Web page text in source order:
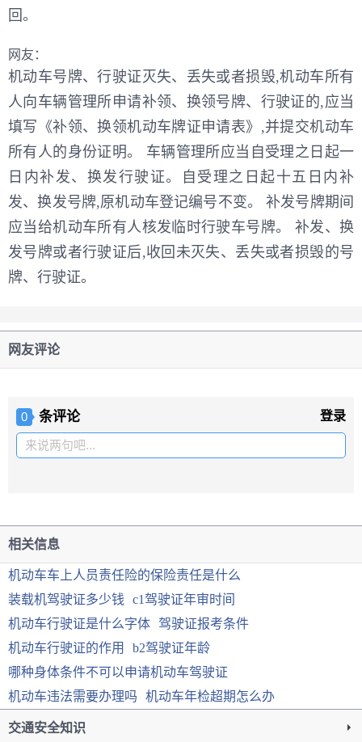
回。
网友：
机动车号牌、行驶证灭失、丢失或者损毁,机动车所有
人向车辆管理所申请补领、换领号牌、行驶证的,应当
填写《补领、换领机动车牌证申请表》,并提交机动车
所有人的身份证明。 车辆管理所应当自受理之日起一
日内补发、换发行驶证。自受理之日起十五日内补
发、换发号牌,原机动车登记编号不变。 补发号牌期间
应当给机动车所有人核发临时行驶车号牌。 补发、换
发号牌或者行驶证后,收回未灭失、丢失或者损毁的号
牌、行驶证。
网友评论
0 条评论 登录
来说两句吧...
相关信息
机动车车上人员责任险的保险责任是什么
装载机驾驶证多少钱
c1驾驶证年审时间
机动车行驶证是什么字体
驾驶证报考条件
机动车行驶证的作用
b2驾驶证年龄
哪种身体条件不可以申请机动车驾驶证
机动车违法需要办理吗
机动车年检超期怎么办
交通安全知识